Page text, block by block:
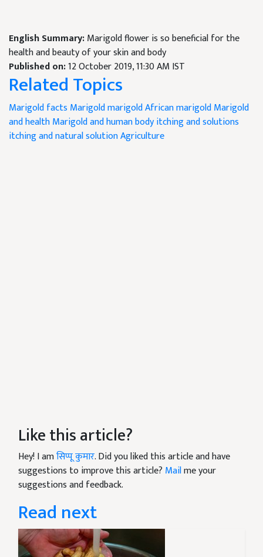
English Summary:Marigold flower is so beneficial for the
health and beauty of your skin and body
Published on:12 October 2019, 11:30 AM IST
Related Topics
Marigold facts MarigoldmarigoldAfrican marigoldMarigold
and healthMarigold and human bodyitching and solutions
itching and natural solutionAgriculture
Like this article?
Hey! I amसिप्पू कुमार. Did you liked this article and have
suggestions to improve this article? Mailme your
suggestions and feedback.
Read next